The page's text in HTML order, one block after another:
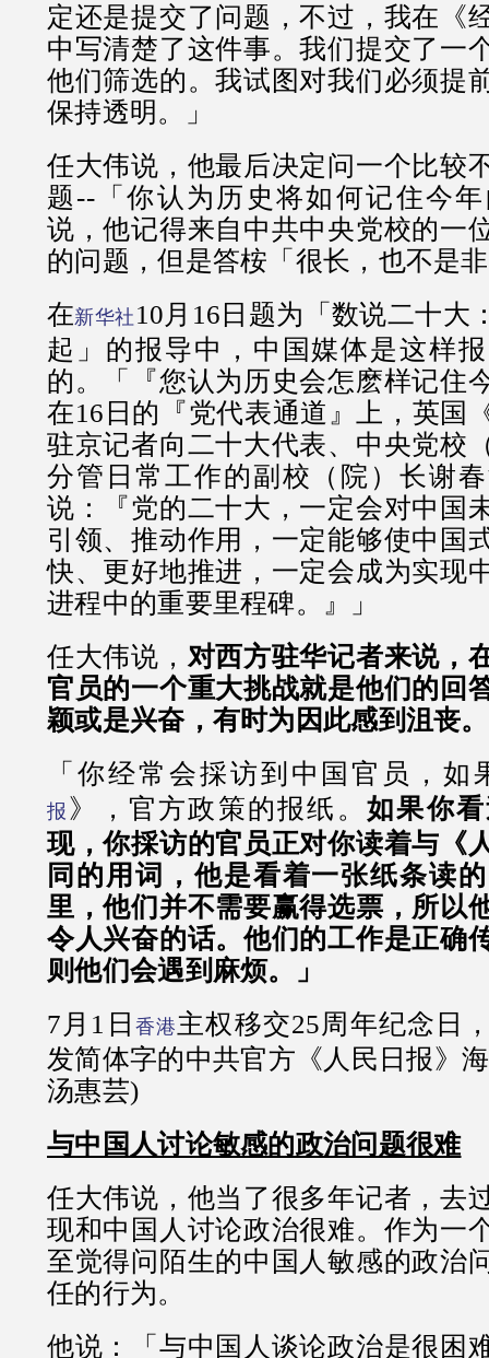
定还是提交了问题，不过，我在《
中写清楚了这件事。我们提交了一
他们筛选的。我试图对我们必须提
保持透明。」
任大伟说，他最后决定问一个比较
题--「你认为历史将如何记住今
说，他记得来自中共中央党校的一
的问题，但是答桉「很长，也不是
在新华社 10月16日题为「数说二十大
起」的报导中，中国媒体是这样
的。「『您认为历史会怎麽样记住
在16日的『党代表通道』上，英国
驻京记者向二十大代表、中央党校
分管日常工作的副校（院）长谢
说：『党的二十大，一定会对中国
引领、推动作用，一定能够使中国
快、更好地推进，一定会成为实现
进程中的重要里程碑。』」
任大伟说， 对西方驻华记者来说，
官员的一个重大挑战就是他们的回
颖或是兴奋，有时为因此感到沮丧。
「你经常会採访到中国官员，如
报 》，官方政策的报纸。 如果你
现，你採访的官员正对你读着与《
同的用词，他是看着一张纸条读
里，他们并不需要赢得选票，所以
令人兴奋的话。他们的工作是正确
则他们会遇到麻烦。」
7月1日 香港主权移交25周年纪念日
发简体字的中共官方《人民日报》
汤惠芸)
与中国人讨论敏感的政治问题很难
任大伟说，他当了很多年记者，去
现和中国人讨论政治很难。作为一
至觉得问陌生的中国人敏感的政治
任的行为。
他说：「与中国人谈论政治是很困